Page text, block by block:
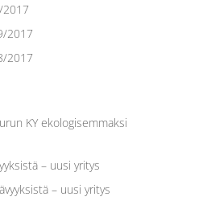
2017
2017
2017
KY ekologisemmaksi
– uusi yritys
– uusi yritys